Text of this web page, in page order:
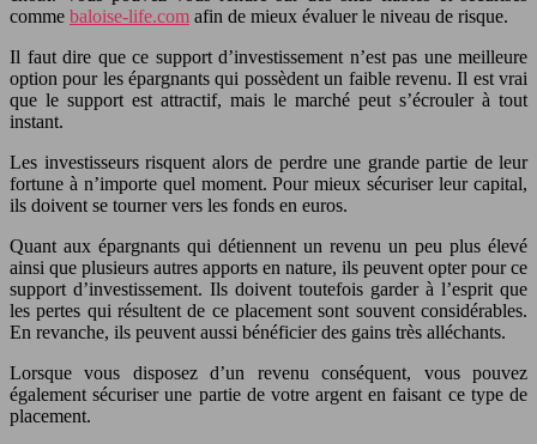
comme baloise-life.com afin de mieux évaluer le niveau de risque.
Il faut dire que ce support d’investissement n’est pas une meilleure
option pour les épargnants qui possèdent un faible revenu. Il est vrai
que le support est attractif, mais le marché peut s’écrouler à tout
instant.
Les investisseurs risquent alors de perdre une grande partie de leur
fortune à n’importe quel moment. Pour mieux sécuriser leur capital,
ils doivent se tourner vers les fonds en euros.
Quant aux épargnants qui détiennent un revenu un peu plus élevé
ainsi que plusieurs autres apports en nature, ils peuvent opter pour ce
support d’investissement. Ils doivent toutefois garder à l’esprit que
les pertes qui résultent de ce placement sont souvent considérables.
En revanche, ils peuvent aussi bénéficier des gains très alléchants.
Lorsque vous disposez d’un revenu conséquent, vous pouvez
également sécuriser une partie de votre argent en faisant ce type de
placement.